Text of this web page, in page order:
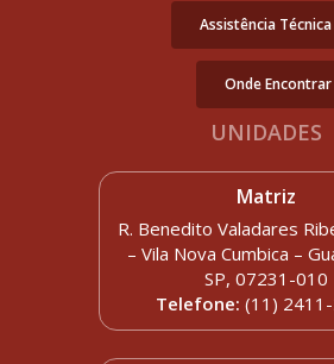
Assistência Técnica
Onde Encontrar
UNIDADES
Matriz
R. Benedito Valadares
– Vila Nova Cumbica –
SP, 07231-010
Telefone:(11)